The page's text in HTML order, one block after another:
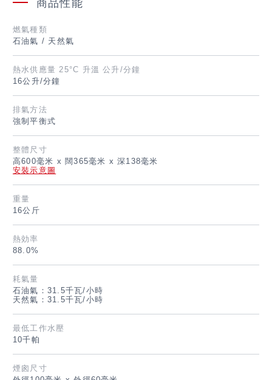
English
商品性能
燃氣種類
石油氣 / 天然氣
熱水供應量25°C 升溫 公升/分鐘
16公升/分鐘
排氣方法
強制平衡式
整體尺寸
高600毫米 x 闊365毫米 x 深138毫米
安裝示意圖
重量
16公斤
熱効率
88.0%
耗氣量
石油氣：31.5千瓦/小時
天然氣：31.5千瓦/小時
最低工作水壓
10千帕
煙囪尺寸